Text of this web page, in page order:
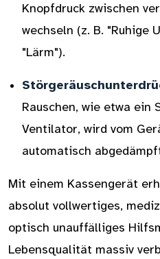
Knopfdruck zwischen
wechseln (z. B. "Ruhige
"Lärm").
Rauschen, wie etwa ein
Ventilator, wird vom
automatisch
Mit einem Kassengerät
absolut vollwertiges,
optisch unauffälliges
Lebensqualität massiv